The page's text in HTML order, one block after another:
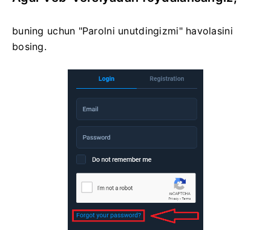
buning uchun "Parolni unutdingizmi" havolasini
bosing.